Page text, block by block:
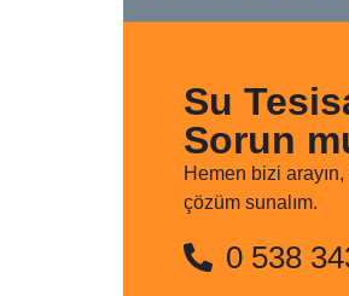
Su
Sorun
Hemen bizi
çözüm sunalım.
0 538